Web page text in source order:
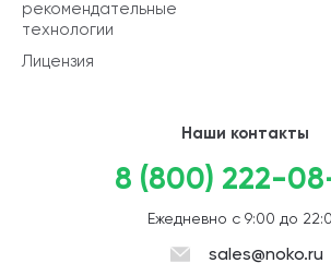
рекомендательные
технологии
Лицензия
Наши контакты
8 (800) 222-
Ежедневно с 9:00 до
sales@noko.ru